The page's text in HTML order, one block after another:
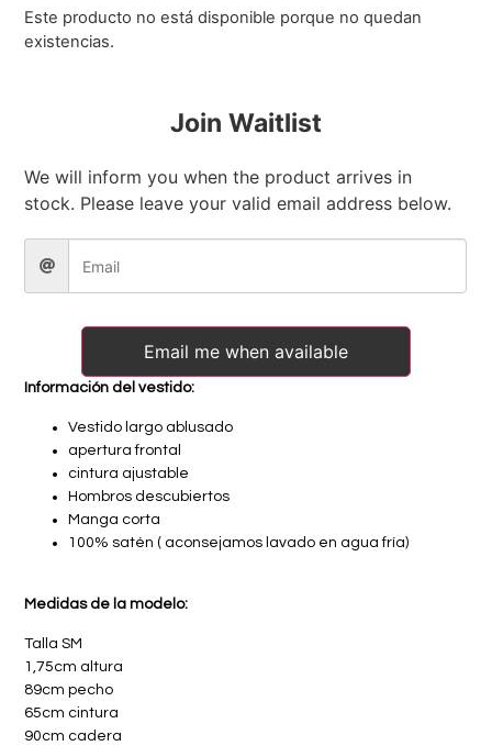
Este producto no está disponible porque no quedan
existencias.
Join Waitlist
We will inform you when the product arrives in
stock. Please leave your valid email address below.
Email me when available
Información del vestido:
Vestido largo ablusado
apertura frontal
cintura ajustable
Hombros descubiertos
Manga corta
100% satén ( aconsejamos lavado en agua fría)
Medidas de la modelo:
Talla SM
1,75cm altura
89cm pecho
65cm cintura
90cm cadera